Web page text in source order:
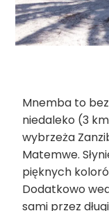
Mnemba to
niedaleko (3
wybrzeża
Matemwe.
pięknych
Dodatkowo
sami przez